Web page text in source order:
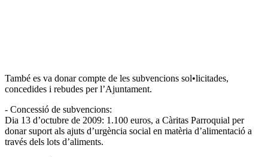
També es va donar compte de les subvencions sol•licitades,
concedides i rebudes per l’Ajuntament.
- Concessió de subvencions:
Dia 13 d’octubre de 2009: 1.100 euros, a Càritas Parroquial per
donar suport als ajuts d’urgència social en matèria d’alimentació a
través dels lots d’aliments.